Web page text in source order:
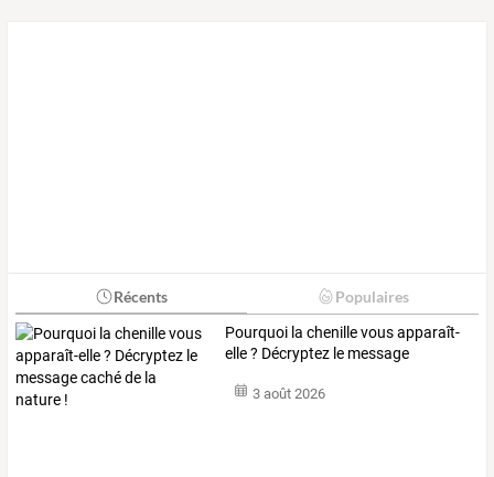
Récents Populaires
Pourquoi la chenillevousapparaît-
elle? Décryptez le message
3 août 2026